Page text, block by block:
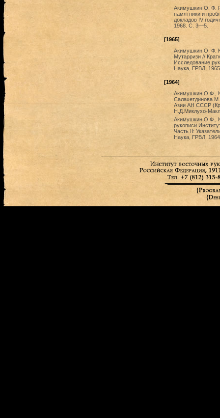
Акимушкин О. Ф.
памятники и
докладов IV
1968. C. 3—5.
[1965]
Акимушкин О. Ф.
Мут̣арризи //
Исследование
Наука, ГРВЛ,
[1964]
Акимушкин О.Ф.,
Салахетдинова
Азии АН СССР
Н.Д.Миклухо-
Акимушкин О.Ф.,
рукописи
Часть II:
Наука, ГРВЛ,